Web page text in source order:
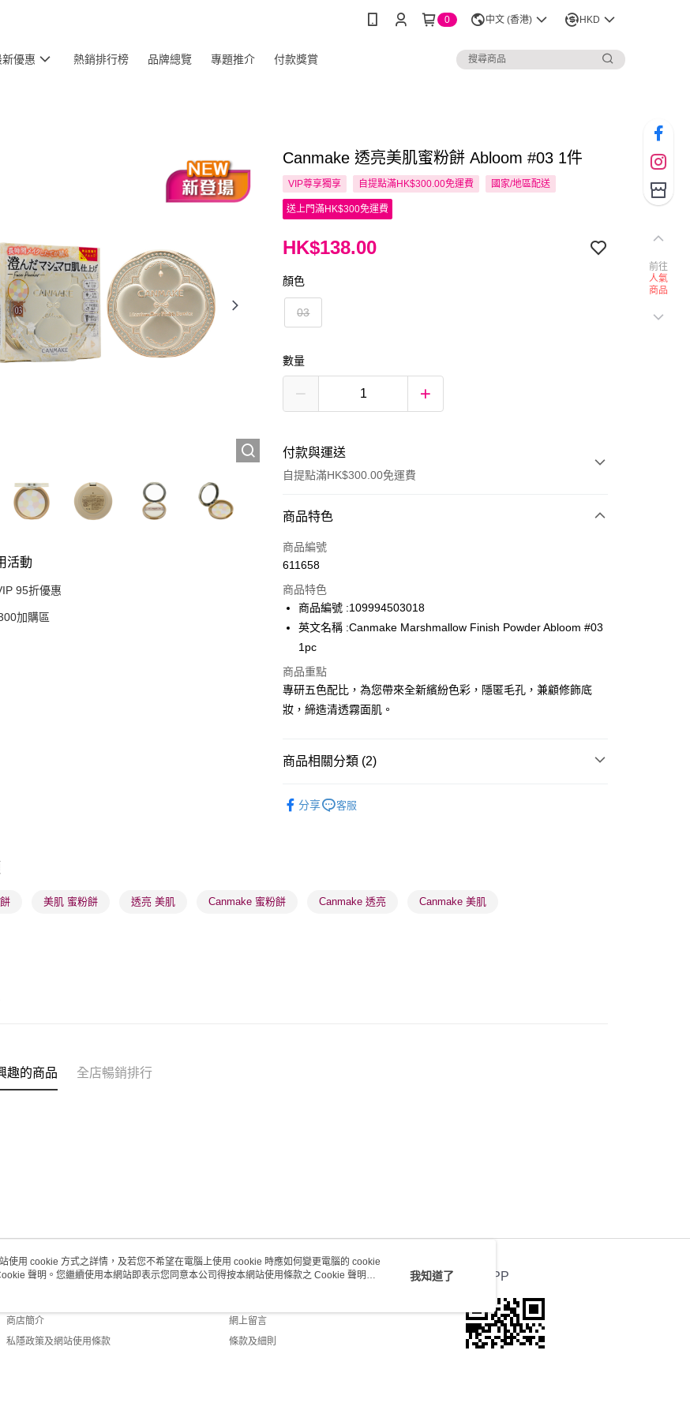
0 中文 (香港) HKD
新優惠 熱銷排行榜 品牌總覽 專題推介 付款獎賞
活動
95折優惠
加購區
Canmake 透亮美肌蜜粉餅 Abloom #03 1件
VIP尊享獨享 自提點滿HK$300.00免運費 國家/地區配送
送上門滿HK$300免運費
HK$138.00
顏色
03
數量
付款與運送
自提點滿HK$300.00免運費
付款方式
信用卡
AlipayHK
PayMe
BoC Pay
順豐自助櫃 - 確認發貨後1-3個工作天送達
商品特色
商品編號
611658
商品特色
商品編號 :109994503018
英文名稱 :Canmake Marshmallow Finish Powder Abloom #03
1pc
商品重點
專研五色配比，為您帶來全新繽紛色彩，隱匿毛孔，兼顧修飾底
妝，締造清透霧面肌。
商品相關分類 (2)
分享 客服
美肌 蜜粉餅 透亮 美肌 Canmake 蜜粉餅 Canmake 透亮 Canmake 美肌
趣的商品 全店暢銷排行
關於我們
商店簡介
私隱政策及網站使用條款
客戶服務
網上留言
條款及細則
官方APP
前往
人氣
商品
使用 cookie 方式之詳情，及若您不希望在電腦上使用 cookie 時應如何變更電腦的 cookie
聲明。您繼續使用本網站即表示您同意本公司得按本網站使用條款之 Cookie 聲明使
我知道了